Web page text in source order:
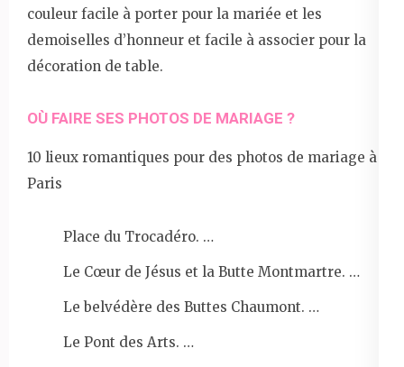
couleur facile à porter pour la mariée et les
demoiselles d’honneur et facile à associer pour la
décoration de table.
OÙ FAIRE SES PHOTOS DE MARIAGE ?
10 lieux romantiques pour des photos de mariage à
Paris
Place du Trocadéro. …
Le Cœur de Jésus et la Butte Montmartre. …
Le belvédère des Buttes Chaumont. …
Le Pont des Arts. …